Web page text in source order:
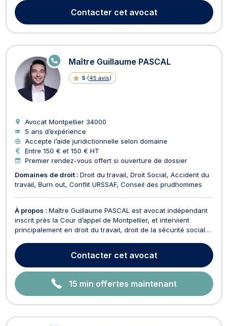
du travail, droit des contrats, droit de la consommation, droit
commercial, baux commerciaux ...
Contacter cet avocat
Maître Guillaume PASCAL
5 (45 avis)
E
N
N
E
Avocat Montpellier 34000
5 ans d’expérience
Accepte l’aide juridictionnelle selon domaine
Entre 150 € et 150 € HT
Premier rendez-vous offert si ouverture de dossier
Domaines de droit : Droit du travail Droit Social Accident du
travail Burn out Conflit URSSAF Conseil des prudhommes
À propos : Maître Guillaume PASCAL est avocat indépendant
inscrit près la Cour d’appel de Montpellier, et intervient
principalement en droit du travail, droit de la sécurité sociale
problématiques qu’ils rencontrent au cours de leur relation de
travail :– Embauche– Non-versement de ...
Contacter cet avocat
15 min offertes maintenant